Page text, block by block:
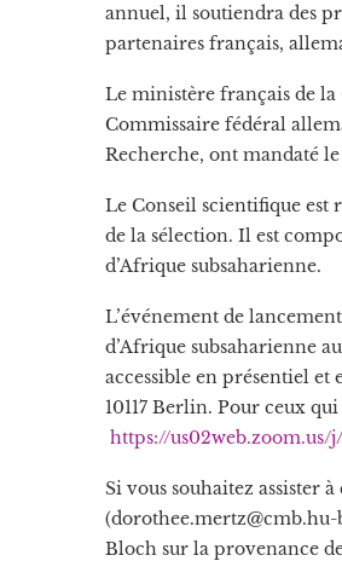
annuel, il soutiendra des
partenaires français,
Le ministère français de la
Commissaire fédéral
Recherche, ont mandaté
Le Conseil scientifique est
de la sélection. Il est
d’Afrique subsaharienne.
L’événement de
d’Afrique subsaharienne
accessible en présentiel et
10117 Berlin. Pour ceux
https://us02web.zoom.us/
Si vous souhaitez assister
Bloch sur la provenance